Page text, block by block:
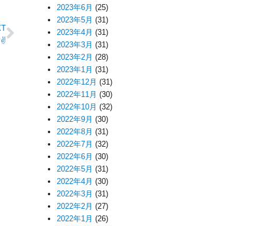
✌
2023年6月 (25)
2023年5月 (31)
2023年4月 (31)
2023年3月 (31)
2023年2月 (28)
2023年1月 (31)
2022年12月 (31)
2022年11月 (30)
2022年10月 (32)
2022年9月 (30)
2022年8月 (31)
2022年7月 (32)
2022年6月 (30)
2022年5月 (31)
2022年4月 (30)
2022年3月 (31)
2022年2月 (27)
2022年1月 (26)